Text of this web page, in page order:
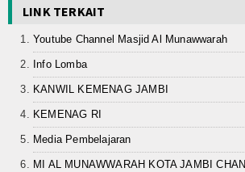
LINK TERKAIT
Youtube Channel Masjid Al Munawwarah
Info Lomba
KANWIL KEMENAG JAMBI
KEMENAG RI
Media Pembelajaran
MI AL MUNAWWARAH KOTA JAMBI